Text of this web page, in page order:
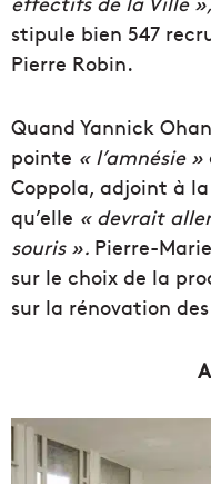
stipule bien 547
Pierre Robin.
Quand Yannick
pointe « l’amnésie »
Coppola, adjoint à
qu’elle « devrait
souris ». Pierre-
sur le choix de la
sur la rénovation